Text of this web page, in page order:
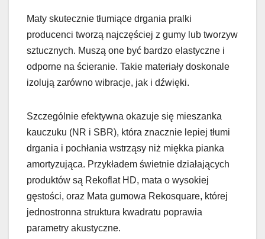
Maty skutecznie tłumiące drgania pralki
producenci tworzą najczęściej z gumy lub tworzyw
sztucznych. Muszą one być bardzo elastyczne i
odporne na ścieranie. Takie materiały doskonale
izolują zarówno wibracje, jak i dźwięki.
Szczególnie efektywna okazuje się mieszanka
kauczuku (NR i SBR), która znacznie lepiej tłumi
drgania i pochłania wstrząsy niż miękka pianka
amortyzująca. Przykładem świetnie działających
produktów są Rekoflat HD, mata o wysokiej
gęstości, oraz Mata gumowa Rekosquare, której
jednostronna struktura kwadratu poprawia
parametry akustyczne.